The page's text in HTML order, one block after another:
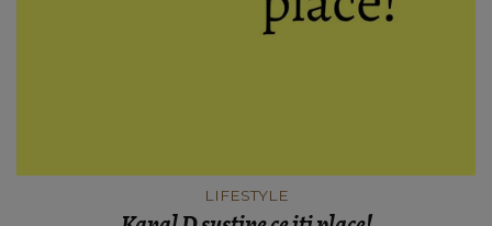
LIFESTYLE